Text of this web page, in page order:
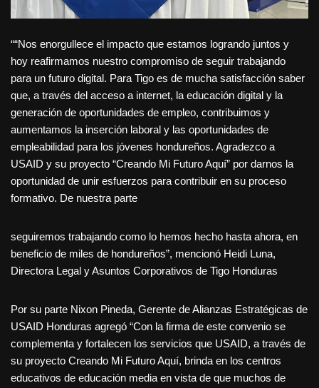
““Nos enorgullece el impacto que estamos logrando juntos y
hoy reafirmamos nuestro compromiso de seguir trabajando
para un futuro digital. Para Tigo es de mucha satisfacción saber
que, a través del acceso a internet, la educación digital y la
generación de oportunidades de empleo, contribuimos y
aumentamos la inserción laboral y las oportunidades de
empleabilidad para los jóvenes hondureños. Agradezco a
USAID y su proyecto “Creando Mi Futuro Aquí” por darnos la
oportunidad de unir esfuerzos para contribuir en su proceso
formativo. De nuestra parte
seguiremos trabajando como lo hemos hecho hasta ahora, en
beneficio de miles de hondureños”, mencionó Heidi Luna,
Directora Legal y Asuntos Corporativos de Tigo Honduras
Por su parte Nixon Pineda, Gerente de Alianzas Estratégicas de
USAID Honduras agregó “Con la firma de este convenio se
complementa y fortalecen los servicios que USAID, a través de
su proyecto Creando Mi Futuro Aquí, brinda en los centros
educativos de educación media en vista de que muchos de